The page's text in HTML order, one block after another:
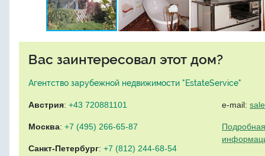
Вас заинтересовал этот дом?
Агентство зарубежной недвижимости "EstateService"
Австрия: +43 720881101
Москва: +7 (495) 266-65-87
Санкт-Петербург: +7 (812) 244-68-54
e-mail: